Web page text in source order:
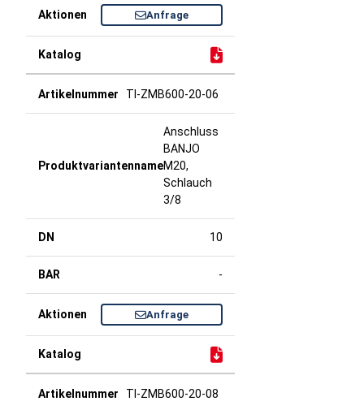
Anfrage
TI-ZMB600-20-06
Anschluss
BANJO
M20,
Schlauch
3/8
10
-
Anfrage
TI-ZMB600-20-08